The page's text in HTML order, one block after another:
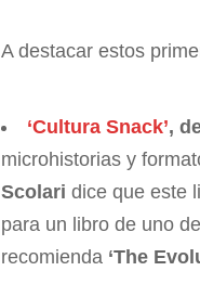
A destacar estos
‘Cultura Snack’,
microhistorias y
Scolaridice que este
para un libro de uno
recomienda ‘The